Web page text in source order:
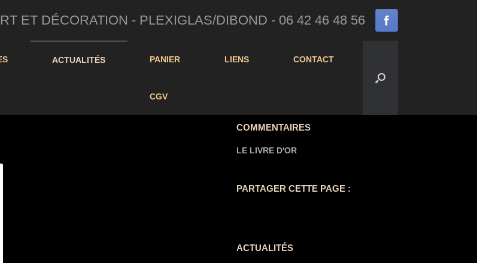
ET DÉCORATION - PLEXIGLAS/DIBOND - 06 42 46 48 56
ACTUALITÉS PANIER LIENS CONTACT
CGV
COMMENTAIRES
LE LIVRE D'OR
PARTAGER CETTE PAGE :
ACTUALITÉS